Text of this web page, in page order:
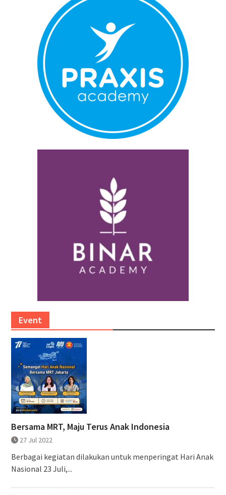
Event
Bersama MRT, Maju Terus Anak Indonesia
27 Jul 2022
Berbagai kegiatan dilakukan untuk menperingat Hari Anak
Nasional 23 Juli,...